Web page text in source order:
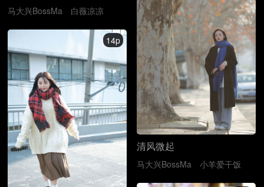
马大兴BossMa 白薇凉凉
清风微起
马大兴BossMa 小羊爱干饭
14p